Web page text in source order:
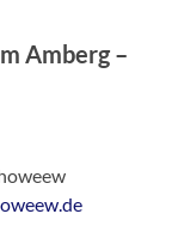
Amberg –